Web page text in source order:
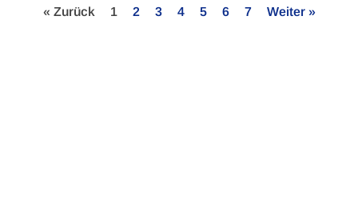
« Zurück 1 2 3 4 5 6 7 Weiter »